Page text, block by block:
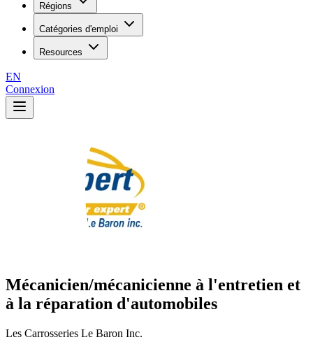
Régions
Catégories d'emploi
Resources
EN
Connexion
Mécanicien/mécanicienne à l'entretien et
à la réparation d'automobiles
Les Carrosseries Le Baron Inc.